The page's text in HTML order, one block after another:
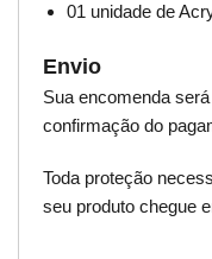
01 unidade de
Envio
Sua encomenda
confirmação do
Toda proteção
seu produto chegue